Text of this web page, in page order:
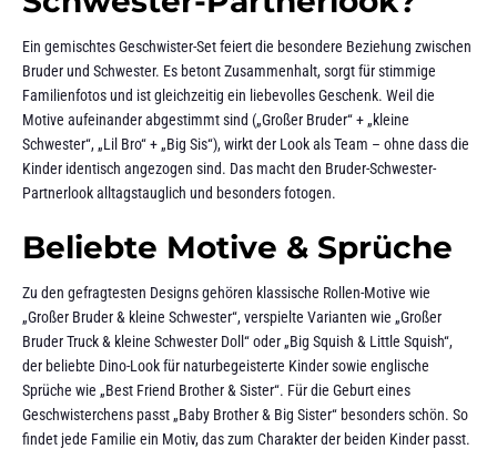
Ein gemischtes Geschwister-Set feiert die besondere Beziehung zwischen
Bruder und Schwester. Es betont Zusammenhalt, sorgt für stimmige
Familienfotos und ist gleichzeitig ein liebevolles Geschenk. Weil die
Motive aufeinander abgestimmt sind („Großer Bruder“ + „kleine
Schwester“, „Lil Bro“ + „Big Sis“), wirkt der Look als Team – ohne dass die
Kinder identisch angezogen sind. Das macht den Bruder-Schwester-
Partnerlook alltagstauglich und besonders fotogen.
Beliebte Motive & Sprüche
Zu den gefragtesten Designs gehören klassische Rollen-Motive wie
„Großer Bruder & kleine Schwester“, verspielte Varianten wie „Großer
Bruder Truck & kleine Schwester Doll“ oder „Big Squish & Little Squish“,
der beliebte Dino-Look für naturbegeisterte Kinder sowie englische
Sprüche wie „Best Friend Brother & Sister“. Für die Geburt eines
Geschwisterchens passt „Baby Brother & Big Sister“ besonders schön. So
findet jede Familie ein Motiv, das zum Charakter der beiden Kinder passt.